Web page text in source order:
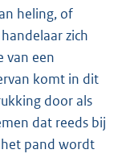
heling, of
zich
van een
komt in dit
door als
dat reeds bij
pand wordt